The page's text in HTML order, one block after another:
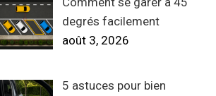
degrés facilement
août 3, 2026
5 astuces pour bien